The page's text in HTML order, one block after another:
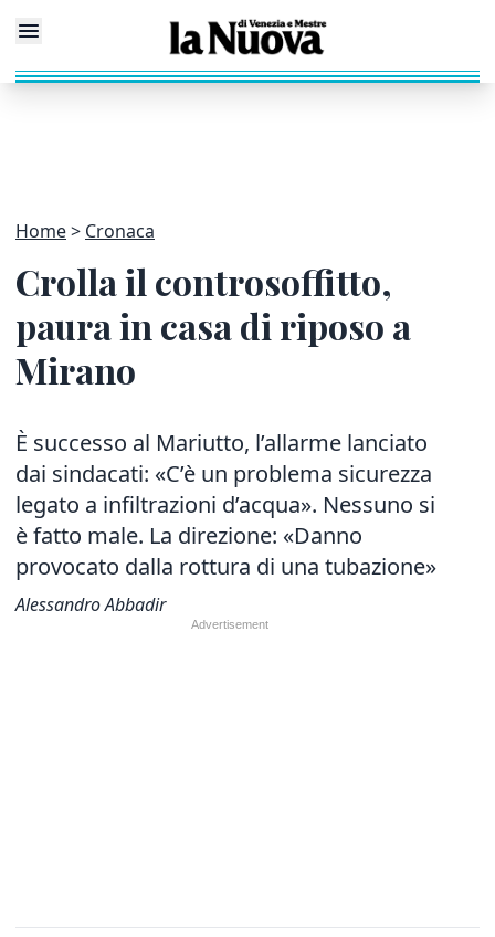
Home Cronaca
Crolla il controsoffitto,
paura in casa di riposo a
Mirano
È successo al Mariutto, l’allarme lanciato
dai sindacati: «C’è un problema sicurezza
legato a infiltrazioni d’acqua». Nessuno si
è fatto male. La direzione: «Danno
provocato dalla rottura di una tubazione»
Alessandro Abbadir